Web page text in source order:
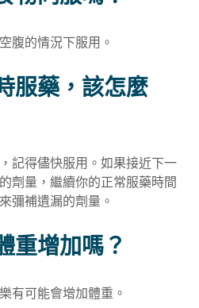
腹的情況下服用 。
服藥，該怎麼
記得儘快服用。如果接近下一
劑量，繼續你的正常服藥時間
彌補遺漏的劑量 。
重增加嗎 ？
有可能會增加體重 。